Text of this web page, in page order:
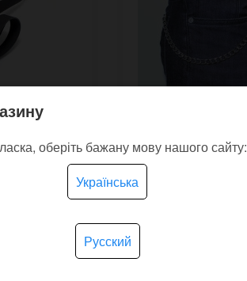
У наявності
карабіном Cord
оберіть бажану мову нашого сайту:
Українська
Русский